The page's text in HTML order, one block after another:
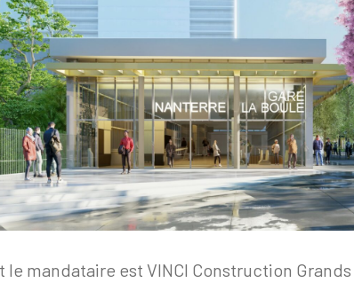
mandataire est VINCI Construction